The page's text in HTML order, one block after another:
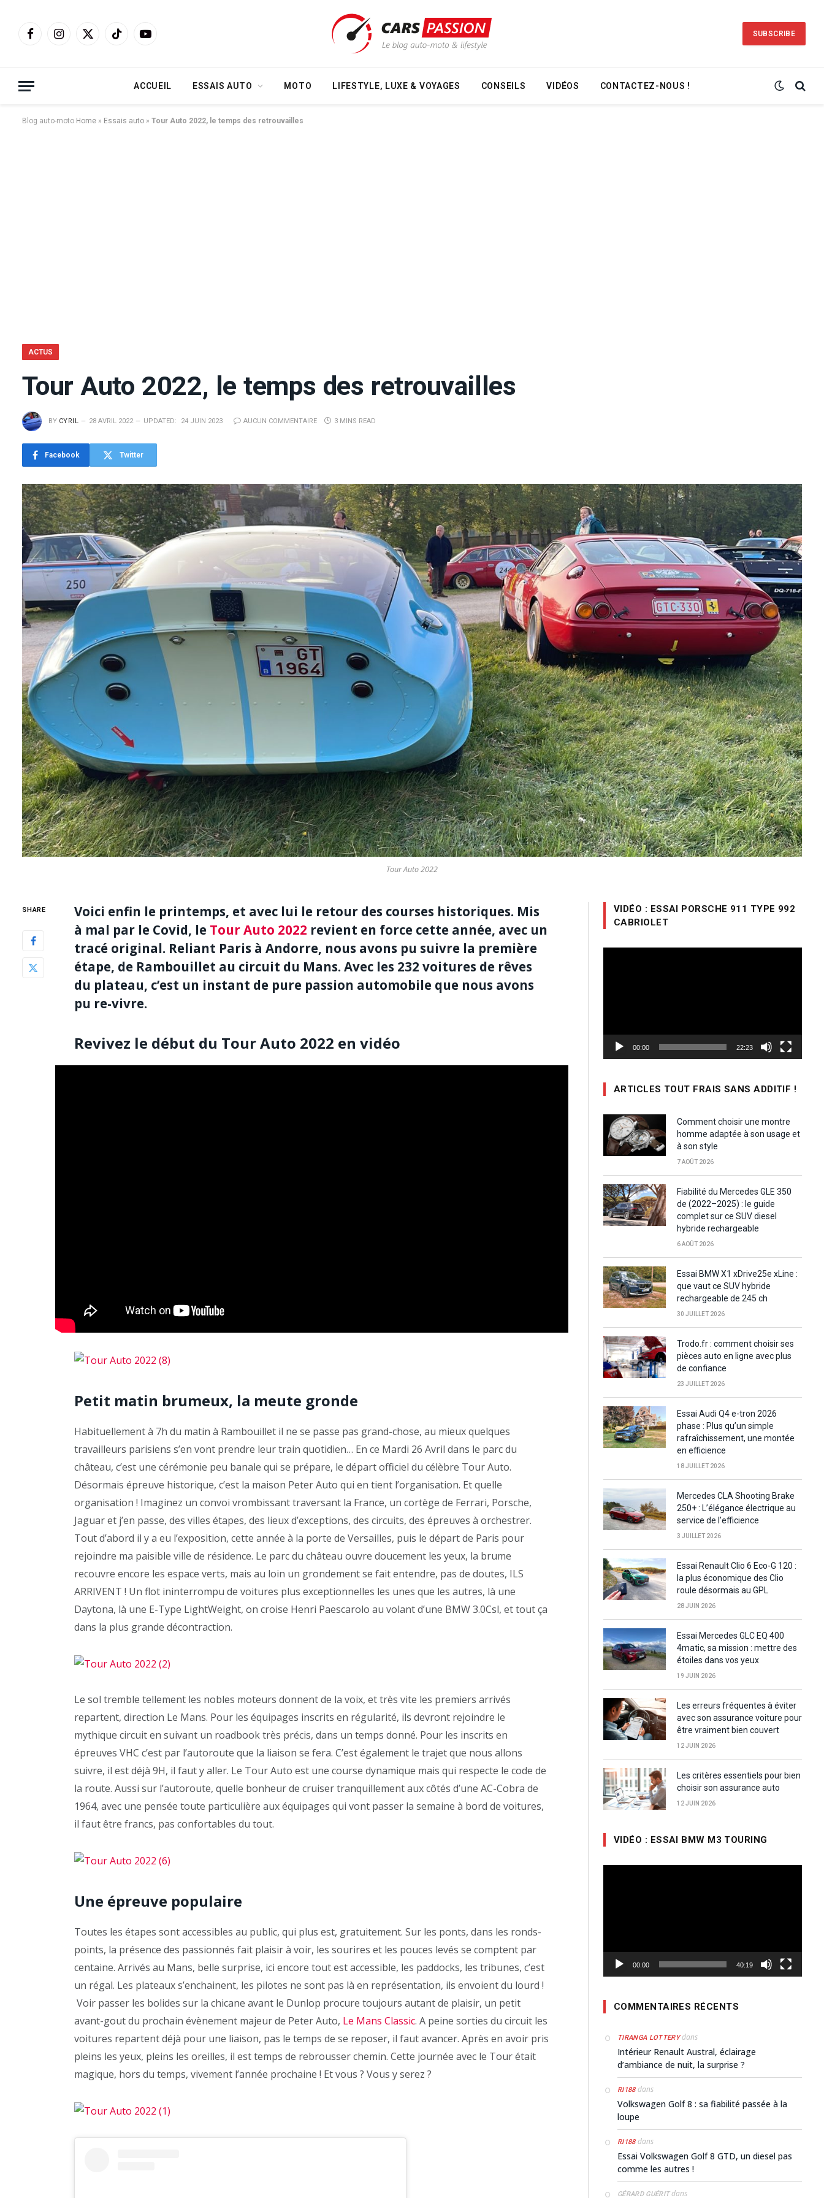
FacebookInstagram
X
TikTokYouTube SUBSCRIBE
ACCUEIL ESSAIS AUTO MOTO LIFESTYLE, LUXE & VOYAGES CONSEILS VIDÉOS CONTACTEZ-NOUS !
Blog auto-moto Home » Essais auto » Tour Auto 2022, le temps des retrouvailles
ACTUS
Tour Auto 2022, le temps des retrouvailles
BY CYRIL 28 AVRIL 2022 UPDATED: 24 JUIN 2023 AUCUN COMMENTAIRE 3 MINS READ
Facebook Twitter
Tour Auto 2022
SHARE
Voici enfin le printemps, et avec lui le retour des courses historiques. Mis
à mal par le Covid, le Tour Auto 2022 revient en force cette année, avec un
tracé original. Reliant Paris à Andorre, nous avons pu suivre la première
étape, de Rambouillet au circuit du Mans. Avec les 232 voitures de rêves
du plateau, c’est un instant de pure passion automobile que nous avons
pu re-vivre.
Revivez le début du Tour Auto 2022 en vidéo
Petit matin brumeux, la meute gronde
Habituellement à 7h du matin à Rambouillet il ne se passe pas grand-chose, au mieux quelques
travailleurs parisiens s’en vont prendre leur train quotidien… En ce Mardi 26 Avril dans le parc du
château, c’est une cérémonie peu banale qui se prépare, le départ officiel du célèbre Tour Auto.
Désormais épreuve historique, c’est la maison Peter Auto qui en tient l’organisation. Et quelle
organisation ! Imaginez un convoi vrombissant traversant la France, un cortège de Ferrari, Porsche,
Jaguar et j’en passe, des villes étapes, des lieux d’exceptions, des circuits, des épreuves à orchestrer.
Tout d’abord il y a eu l’exposition, cette année à la porte de Versailles, puis le départ de Paris pour
rejoindre ma paisible ville de résidence. Le parc du château ouvre doucement les yeux, la brume
recouvre encore les espace verts, mais au loin un grondement se fait entendre, pas de doutes, ILS
ARRIVENT ! Un flot ininterrompu de voitures plus exceptionnelles les unes que les autres, là une
Daytona, là une E-Type LightWeight, on croise Henri Paescarolo au volant d’une BMW 3.0Csl, et tout ça
dans la plus grande décontraction.
Le sol tremble tellement les nobles moteurs donnent de la voix, et très vite les premiers arrivés
repartent, direction Le Mans. Pour les équipages inscrits en régularité, ils devront rejoindre le
mythique circuit en suivant un roadbook très précis, dans un temps donné. Pour les inscrits en
épreuves VHC c’est par l’autoroute que la liaison se fera. C’est également le trajet que nous allons
suivre, il est déjà 9H, il faut y aller. Le Tour Auto est une course dynamique mais qui respecte le code de
la route. Aussi sur l’autoroute, quelle bonheur de cruiser tranquillement aux côtés d’une AC-Cobra de
1964, avec une pensée toute particulière aux équipages qui vont passer la semaine à bord de voitures,
il faut être francs, pas confortables du tout.
Une épreuve populaire
Toutes les étapes sont accessibles au public, qui plus est, gratuitement. Sur les ponts, dans les ronds-
points, la présence des passionnés fait plaisir à voir, les sourires et les pouces levés se comptent par
centaine. Arrivés au Mans, belle surprise, ici encore tout est accessible, les paddocks, les tribunes, c’est
un régal. Les plateaux s’enchainent, les pilotes ne sont pas là en représentation, ils envoient du lourd !
Voir passer les bolides sur la chicane avant le Dunlop procure toujours autant de plaisir, un petit
avant-gout du prochain évènement majeur de Peter Auto, Le Mans Classic. A peine sorties du circuit les
voitures repartent déjà pour une liaison, pas le temps de se reposer, il faut avancer. Après en avoir pris
pleins les yeux, pleins les oreilles, il est temps de rebrousser chemin. Cette journée avec le Tour était
magique, hors du temps, vivement l’année prochaine ! Et vous ? Vous y serez ?
VIDÉO : ESSAI PORSCHE 911 TYPE 992
CABRIOLET
00:00 22:23
ARTICLES TOUT FRAIS SANS ADDITIF !
Comment choisir une montre
homme adaptée à son usage et
à son style
7 AOÛT 2026
Fiabilité du Mercedes GLE 350
de (2022–2025) : le guide
complet sur ce SUV diesel
hybride rechargeable
6 AOÛT 2026
Essai BMW X1 xDrive25e xLine :
que vaut ce SUV hybride
rechargeable de 245 ch
30 JUILLET 2026
Trodo.fr : comment choisir ses
pièces auto en ligne avec plus
de confiance
23 JUILLET 2026
Essai Audi Q4 e-tron 2026
phase : Plus qu’un simple
rafraîchissement, une montée
en efficience
18 JUILLET 2026
Mercedes CLA Shooting Brake
250+ : L’élégance électrique au
service de l’efficience
3 JUILLET 2026
Essai Renault Clio 6 Eco-G 120 :
la plus économique des Clio
roule désormais au GPL
28 JUIN 2026
Essai Mercedes GLC EQ 400
4matic, sa mission : mettre des
étoiles dans vos yeux
19 JUIN 2026
Les erreurs fréquentes à éviter
avec son assurance voiture pour
être vraiment bien couvert
12 JUIN 2026
Les critères essentiels pour bien
choisir son assurance auto
12 JUIN 2026
VIDÉO : ESSAI BMW M3 TOURING
00:00 40:19
COMMENTAIRES RÉCENTS
TIRANGA LOTTERYdans
Intérieur Renault Austral, éclairage
d’ambiance de nuit, la surprise ?
RI188dans
Volkswagen Golf 8 : sa fiabilité passée à la
loupe
RI188dans
Essai Volkswagen Golf 8 GTD, un diesel pas
comme les autres !
GÉRARD GUÉRITdans